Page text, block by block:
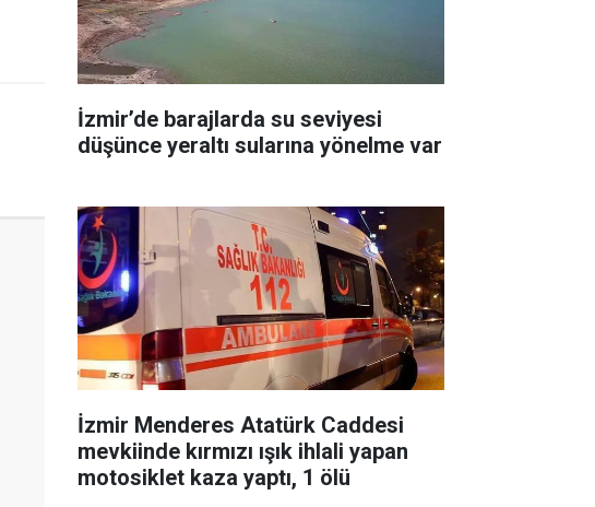
İzmir’de barajlarda su seviyesi
düşünce yeraltı sularına yönelme var
İzmir Menderes Atatürk Caddesi
mevkiinde kırmızı ışık ihlali yapan
motosiklet kaza yaptı, 1 ölü